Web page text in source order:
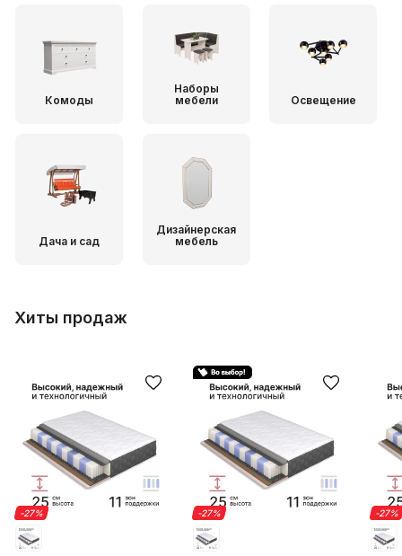
Комоды
Наборы
мебели
Освещение
Дача и сад
Дизайнерская
мебель
Хиты продаж
-27%
-27% -27%
-27% -27%
-27%